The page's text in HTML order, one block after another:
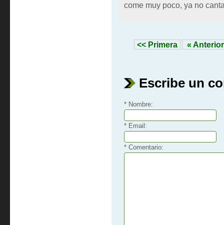
come muy poco, ya no
<< Primera « Anterior
Escribe un
* Nombre:
* Email:
* Comentario: